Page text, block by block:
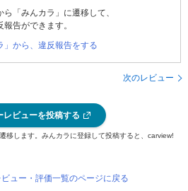
「みんカラ」に遷移して、
報告ができます。
」から、違反報告をする
次のレビュー
レビューを投稿する
移します。みんカラに登録して投稿すると、carview!
ュー・評価一覧のページに戻る